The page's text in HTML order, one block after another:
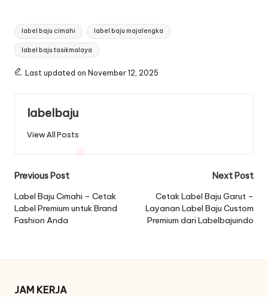
Tags:
label baju cimahi label baju majalengka
label baju tasikmalaya
Last updated on November 12, 2025
labelbaju
View All Posts
Post
navigation
Previous Post
Label Baju Cimahi – Cetak
Label Premium untuk Brand
Fashion Anda
Next Post
Cetak Label Baju Garut –
Layanan Label Baju Custom
Premium dari Labelbajuindo
JAM KERJA